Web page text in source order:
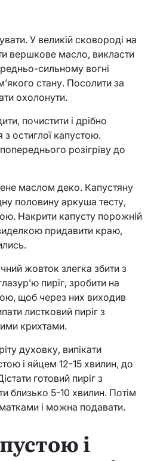
У великій сковороді на
вершкове масло, викласти
сильному вогні
стану. Посолити за
охолонути.
почистити і дрібно
остиглої капустою.
розігріву до
маслом деко. Капустяну
половину аркуша тесту,
Накрити капусту порожній
придавити краю,
жовток злегка збити з
пиріг, зробити на
щоб через них виходив
листковий пиріг з
крихтами.
духовку, випікати
і яйцем 12-15 хвилин, до
готовий пиріг з
близько 5-10 хвилин. Потім
і можна подавати.
і